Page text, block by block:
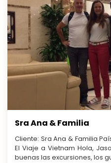
Sra Ana & Familia
Cliente: Sra Ana & Familia
El Viaje a Vietnam Hola,
buenas las excursiones, los